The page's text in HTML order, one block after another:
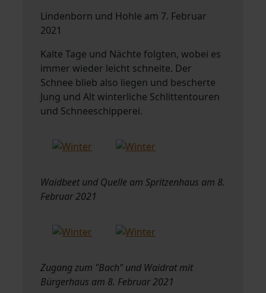
Lindenborn und Hohle am 7. Februar
2021
Kalte Tage und Nächte folgten, wobei es
immer wieder leicht schneite. Der
Schnee blieb also liegen und bescherte
Jung und Alt winterliche Schlittentouren
und Schneeschipperei.
Waidbeet und Quelle am Spritzenhaus am 8.
Februar 2021
Zugang zum "Bach" und Waidrat mit
Bürgerhaus am 8. Februar 2021